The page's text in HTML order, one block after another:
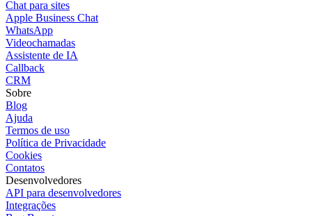
Chat para sites
Apple Business Chat
WhatsApp
Videochamadas
Assistente de IA
Callback
CRM
Sobre
Blog
Ajuda
Termos de uso
Política de Privacidade
Cookies
Contatos
Desenvolvedores
API para desenvolvedores
Integrações